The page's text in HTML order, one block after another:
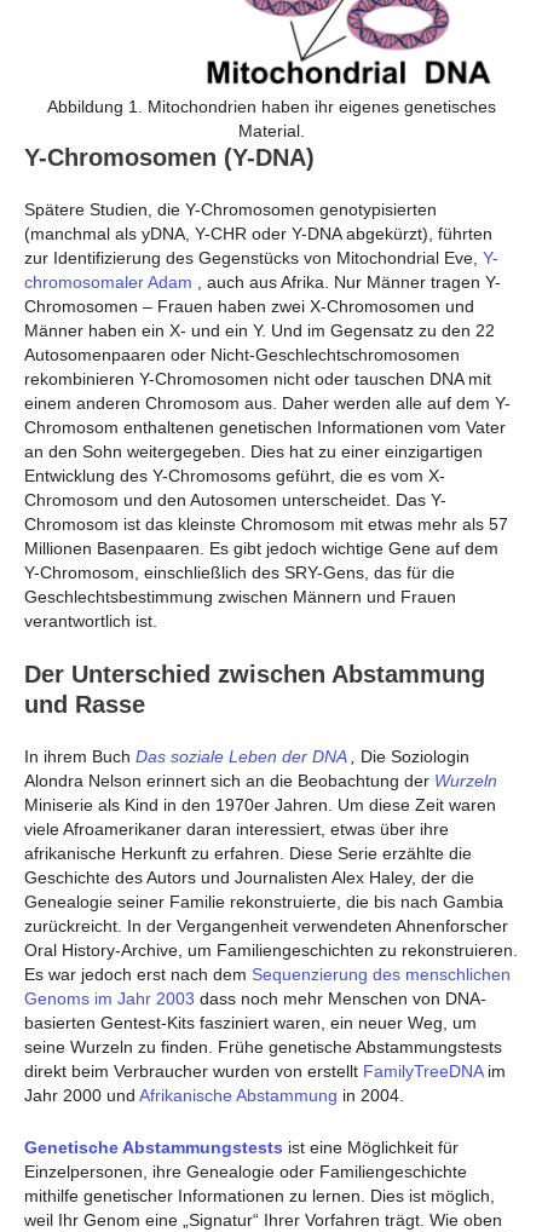
Abbildung 1. Mitochondrien haben ihr eigenes genetisches
Material.
Y-Chromosomen (Y-DNA)
Spätere Studien, die Y-Chromosomen genotypisierten
(manchmal als yDNA, Y-CHR oder Y-DNA abgekürzt), führten
zur Identifizierung des Gegenstücks von Mitochondrial Eve, Y-
chromosomaler Adam , auch aus Afrika. Nur Männer tragen Y-
Chromosomen – Frauen haben zwei X-Chromosomen und
Männer haben ein X- und ein Y. Und im Gegensatz zu den 22
Autosomenpaaren oder Nicht-Geschlechtschromosomen
rekombinieren Y-Chromosomen nicht oder tauschen DNA mit
einem anderen Chromosom aus. Daher werden alle auf dem Y-
Chromosom enthaltenen genetischen Informationen vom Vater
an den Sohn weitergegeben. Dies hat zu einer einzigartigen
Entwicklung des Y-Chromosoms geführt, die es vom X-
Chromosom und den Autosomen unterscheidet. Das Y-
Chromosom ist das kleinste Chromosom mit etwas mehr als 57
Millionen Basenpaaren. Es gibt jedoch wichtige Gene auf dem
Y-Chromosom, einschließlich des SRY-Gens, das für die
Geschlechtsbestimmung zwischen Männern und Frauen
verantwortlich ist.
Der Unterschied zwischen Abstammung
und Rasse
In ihrem Buch Das soziale Leben der DNA, Die Soziologin
Alondra Nelson erinnert sich an die Beobachtung der Wurzeln
Miniserie als Kind in den 1970er Jahren. Um diese Zeit waren
viele Afroamerikaner daran interessiert, etwas über ihre
afrikanische Herkunft zu erfahren. Diese Serie erzählte die
Geschichte des Autors und Journalisten Alex Haley, der die
Genealogie seiner Familie rekonstruierte, die bis nach Gambia
zurückreicht. In der Vergangenheit verwendeten Ahnenforscher
Oral History-Archive, um Familiengeschichten zu rekonstruieren.
Es war jedoch erst nach dem Sequenzierung des menschlichen
Genoms im Jahr 2003 dass noch mehr Menschen von DNA-
basierten Gentest-Kits fasziniert waren, ein neuer Weg, um
seine Wurzeln zu finden. Frühe genetische Abstammungstests
direkt beim Verbraucher wurden von erstellt FamilyTreeDNAim
Jahr 2000 und Afrikanische Abstammung in 2004.
Genetische Abstammungstests ist eine Möglichkeit für
Einzelpersonen, ihre Genealogie oder Familiengeschichte
mithilfe genetischer Informationen zu lernen. Dies ist möglich,
weil Ihr Genom eine „Signatur“ Ihrer Vorfahren trägt. Wie oben